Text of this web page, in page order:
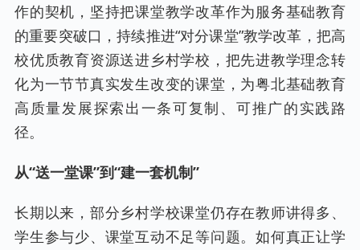
作的契机，坚持把课堂教学改革作为服务基础教育
的重要突破口，持续推进“对分课堂”教学改革，把高
校优质教育资源送进乡村学校，把先进教学理念转
化为一节节真实发生改变的课堂，为粤北基础教育
高质量发展探索出一条可复制、可推广的实践路
径。
从“送一堂课”到“建一套机制”
长期以来，部分乡村学校课堂仍存在教师讲得多、
学生参与少、课堂互动不足等问题。如何真正让学